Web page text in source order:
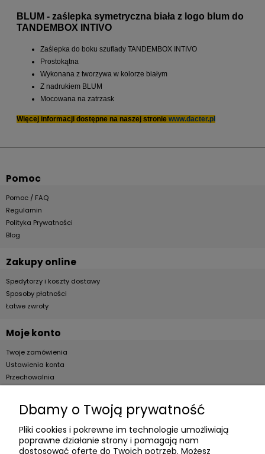
BLUM - zaślepka symetryczna biała z logo blum do
TANDEMBOX INTIVO
Zaślepka do boku szuflady TANDEMBOX INTIVO
Prostokątna
Wykonana z tworzywa w kolorze białym
Z nadrukiem BLUM
Mocowana na zatrzask
Więcej informacji dostępne na naszej stronie www.dacter.pl
Pomoc
Pomoc / FAQ
Regulamin
Polityka Prywatności
Blog
Zakupy online
Spedytorzy i koszty dostawy
Sposoby płatności
Łatwe zwroty
Moje konto
Twoje zamówienia
Ustawienia konta
Przechowalnia
Dla firm
O firmie
Dbamy o Twoją prywatność
Pliki cookies i pokrewne im technologie umożliwiają
poprawne działanie strony i pomagają nam
dostosować ofertę do Twoich potrzeb. Możesz